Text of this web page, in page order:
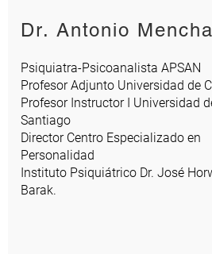
Dr. Antonio
Psiquiatra-Psicoanalista APSAN
Profesor Adjunto Universidad de
Profesor Instructor I Universidad
Santiago
Director Centro Especializado en
Personalidad
Instituto Psiquiátrico Dr. José
Barak.